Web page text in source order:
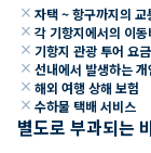
close 자택 ~ 항구까지의 교
close 각 기항지에서의 이동
close 기항지 관광 투어 요금
close 선내에서 발생하는
close 해외 여행 상해 보험
close 수하물 택배 서비스
별도로 부과되는